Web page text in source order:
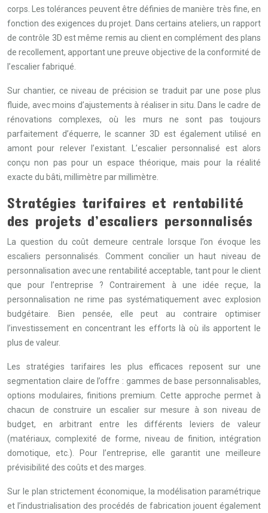
corps. Les tolérances peuvent être définies de manière très fine, en
fonction des exigences du projet. Dans certains ateliers, un rapport
de contrôle 3D est même remis au client en complément des plans
de recollement, apportant une preuve objective de la conformité de
l’escalier fabriqué.
Sur chantier, ce niveau de précision se traduit par une pose plus
fluide, avec moins d’ajustements à réaliser in situ. Dans le cadre de
rénovations complexes, où les murs ne sont pas toujours
parfaitement d’équerre, le scanner 3D est également utilisé en
amont pour relever l’existant. L’escalier personnalisé est alors
conçu non pas pour un espace théorique, mais pour la réalité
exacte du bâti, millimètre par millimètre.
Stratégies tarifaires et rentabilité
des projets d’escaliers personnalisés
La question du coût demeure centrale lorsque l’on évoque les
escaliers personnalisés. Comment concilier un haut niveau de
personnalisation avec une rentabilité acceptable, tant pour le client
que pour l’entreprise ? Contrairement à une idée reçue, la
personnalisation ne rime pas systématiquement avec explosion
budgétaire. Bien pensée, elle peut au contraire optimiser
l’investissement en concentrant les efforts là où ils apportent le
plus de valeur.
Les stratégies tarifaires les plus efficaces reposent sur une
segmentation claire de l’offre : gammes de base personnalisables,
options modulaires, finitions premium. Cette approche permet à
chacun de construire un escalier sur mesure à son niveau de
budget, en arbitrant entre les différents leviers de valeur
(matériaux, complexité de forme, niveau de finition, intégration
domotique, etc.). Pour l’entreprise, elle garantit une meilleure
prévisibilité des coûts et des marges.
Sur le plan strictement économique, la modélisation paramétrique
et l’industrialisation des procédés de fabrication jouent également